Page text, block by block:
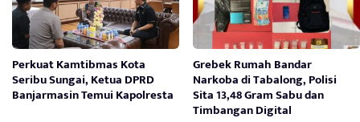
Perkuat Kamtibmas Kota
Seribu Sungai, Ketua DPRD
Banjarmasin Temui Kapolresta
Grebek Rumah Bandar
Narkoba di Tabalong, Polisi
Sita 13,48 Gram Sabu dan
Timbangan Digital